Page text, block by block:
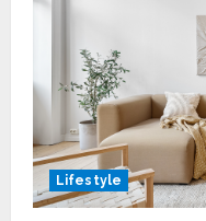
Lifestyle